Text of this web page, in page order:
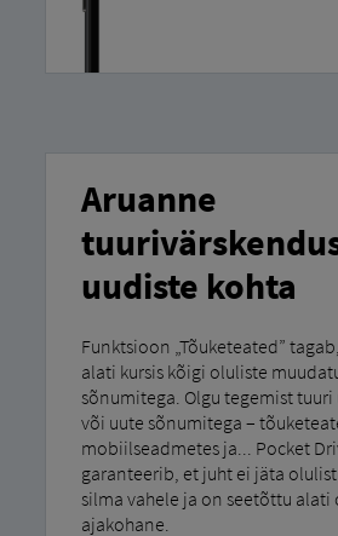
Aruanne
uudiste kohta
Funktsioon „Tõuketeated”
alati kursis kõigi oluliste
sõnumitega. Olgu tegemist tuuri
või uute sõnumitega –
mobiilseadmetes ja... Pocket
garanteerib, et juht ei jäta
silma vahele ja on seetõttu
ajakohane.